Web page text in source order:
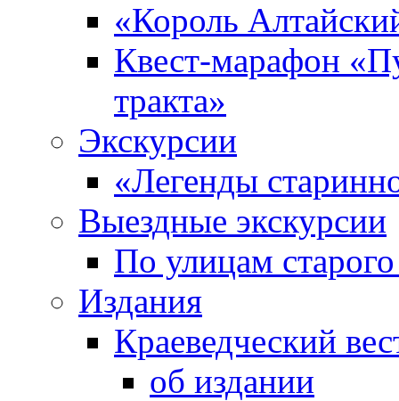
«Король
Квест-марафон
тракта»
Экскурсии
«Легенды
Выездные экскурсии
По улицам
Издания
Краеведческий
об издании